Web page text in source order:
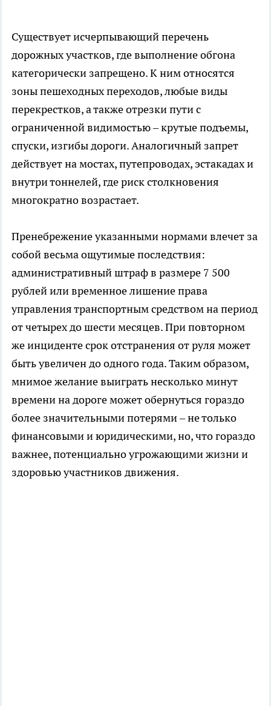
Существует исчерпывающий перечень
дорожных участков, где выполнение обгона
категорически запрещено. К ним относятся
зоны пешеходных переходов, любые виды
перекрестков, а также отрезки пути с
ограниченной видимостью – крутые подъемы,
спуски, изгибы дороги. Аналогичный запрет
действует на мостах, путепроводах, эстакадах и
внутри тоннелей, где риск столкновения
многократно возрастает.
Пренебрежение указанными нормами влечет за
собой весьма ощутимые последствия:
административный штраф в размере 7 500
рублей или временное лишение права
управления транспортным средством на период
от четырех до шести месяцев. При повторном
же инциденте срок отстранения от руля может
быть увеличен до одного года. Таким образом,
мнимое желание выиграть несколько минут
времени на дороге может обернуться гораздо
более значительными потерями – не только
финансовыми и юридическими, но, что гораздо
важнее, потенциально угрожающими жизни и
здоровью участников движения.